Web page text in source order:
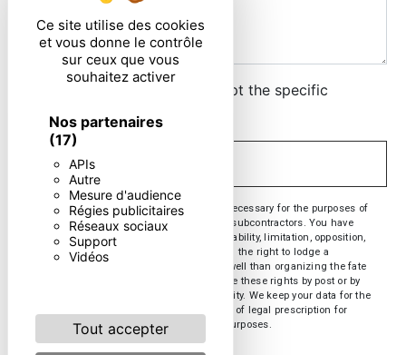
Ce site utilise des cookies
et vous donne le contrôle
sur ceux que vous
souhaitez activer
Nos partenaires
(17)
APIs
Autre
Mesure d'audience
Régies publicitaires
Réseaux sociaux
Support
Vidéos
Tout accepter
By checking this box, I accept the specific
conditions below **
** The personal data communicated are necessary for the purposes of
contacting you. They are intended and its subcontractors. You have
rights of access, rectification, erasure, portability, limitation, opposition,
withdrawal of your consent at any time and the right to lodge a
complaint with a supervisory authority, as well than organizing the fate
of your post-mortem data. You can exercise these rights by post or by
email. You may be asked for proof of identity. We keep your data for the
period of contact and then for the duration of legal prescription for
probationary and litigation management purposes.